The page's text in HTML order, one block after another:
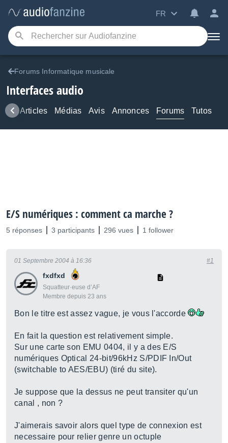
FR
Forums Informatique musicale
Interfaces audio
Articles Médias Avis Annonces Forums Tutos
E/S numériques : comment ca marche ?
5 réponses 3 participants 296 vues 1 follower
fxdfxd
Squatteur·euse d’AF
Membre depuis 23 ans
01 Septembre 2004 à 16:36 #1
Bon le titre est assez vague, je vous l'accorde
En fait la question est relativement simple.
Sur une carte son EMU 0404, il y a des E/S
numériques Optical 24-bit/96kHz S/PDIF In/Out
(switchable to AES/EBU) (tiré du site).
Je suppose que la dessus ne peut transiter qu'un
canal , non ?
J'aimerais savoir alors quel type de connexion est
necessaire pour relier genre un octuple